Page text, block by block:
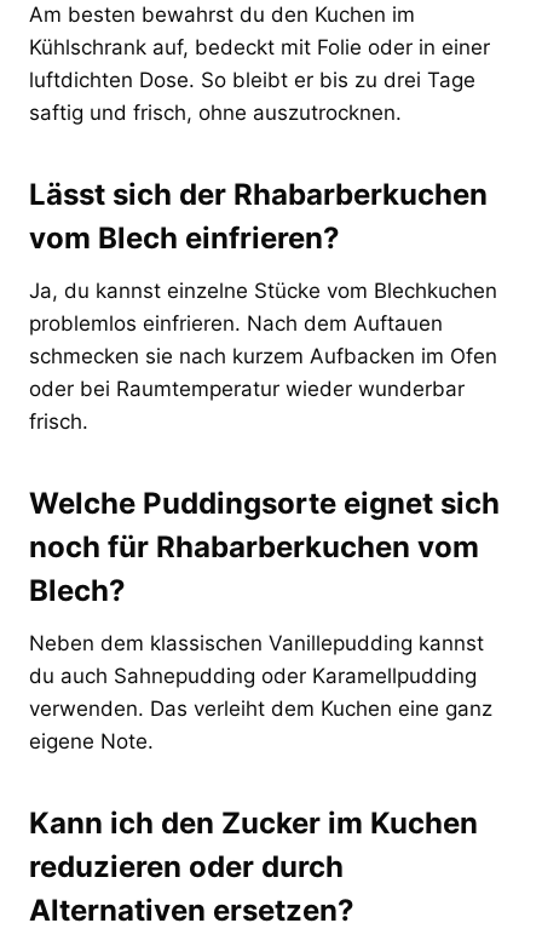
Am besten bewahrst du den Kuchen im
Kühlschrank auf, bedeckt mit Folie oder in einer
luftdichten Dose. So bleibt er bis zu drei Tage
saftig und frisch, ohne auszutrocknen.
Lässt sich der Rhabarberkuchen
vom Blech einfrieren?
Ja, du kannst einzelne Stücke vom Blechkuchen
problemlos einfrieren. Nach dem Auftauen
schmecken sie nach kurzem Aufbacken im Ofen
oder bei Raumtemperatur wieder wunderbar
frisch.
Welche Puddingsorte eignet sich
noch für Rhabarberkuchen vom
Blech?
Neben dem klassischen Vanillepudding kannst
du auch Sahnepudding oder Karamellpudding
verwenden. Das verleiht dem Kuchen eine ganz
eigene Note.
Kann ich den Zucker im Kuchen
reduzieren oder durch
Alternativen ersetzen?